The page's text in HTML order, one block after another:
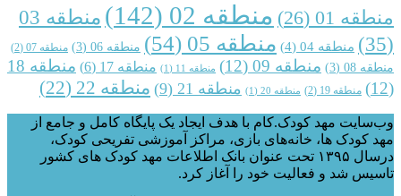
01
(26) منطقه 02 (142) منطقه 03
منطقه 04 (4) منطقه 05 (54) منطقه 06 (3) منطقه 07 (2)
08
(3) منطقه 09 (12) منطقه 11 (1) منطقه 17 (6) منطقه 18
منطقه 19 (2) منطقه 20 (1) منطقه 21 (9) منطقه 22 (22)
مهد کودک.کام با هدف ایجاد یک پایگاه کامل و جامع از
کودک ها، خانه‌های بازی، مراکز آموزشی تفریحی کودک،
درسال ۱۳۹۵ تحت عنوان بانک اطلاعات مهد کودک های کشور
شد و فعالیت خود را آغاز کرد.